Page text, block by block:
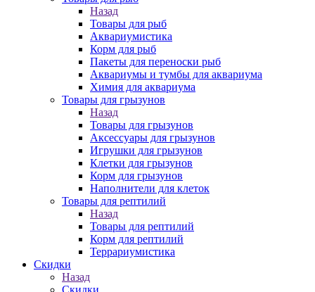
Назад
Товары для рыб
Аквариумистика
Корм для рыб
Пакеты для переноски рыб
Аквариумы и тумбы для аквариума
Химия для аквариума
Товары для грызунов
Назад
Товары для грызунов
Аксессуары для грызунов
Игрушки для грызунов
Клетки для грызунов
Корм для грызунов
Наполнители для клеток
Товары для рептилий
Назад
Товары для рептилий
Корм для рептилий
Террариумистика
Скидки
Назад
Скидки